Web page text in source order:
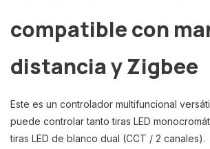
compatible con
distancia y Zigbee
Este es un controlador multifuncional
puede controlar tanto tiras LED
tiras LED de blanco dual (CCT / 2 canales).